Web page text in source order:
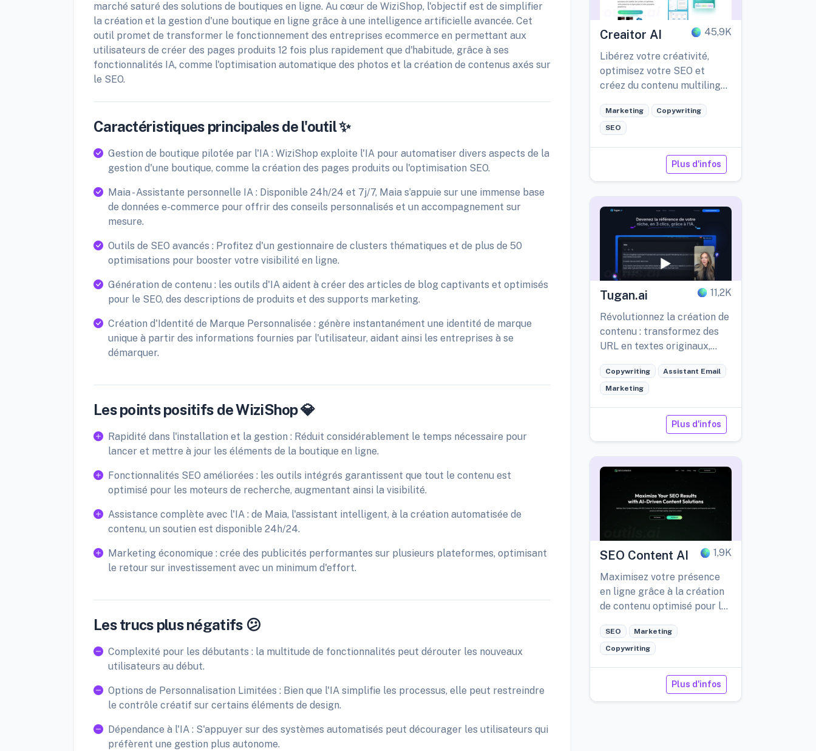
marché saturé des solutions de boutiques en ligne. Au cœur de WiziShop, l'objectif est de simplifier
la création et la gestion d'une boutique en ligne grâce à une intelligence artificielle avancée. Cet
outil promet de transformer le fonctionnement des entreprises ecommerce en permettant aux
utilisateurs de créer des pages produits 12 fois plus rapidement que d'habitude, grâce à ses
fonctionnalités IA, comme l'optimisation automatique des photos et la création de contenus axés sur
le SEO.
Caractéristiques principales de l'outil ✨
Gestion de boutique pilotée par l'IA : WiziShop exploite l'IA pour automatiser divers aspects de la
gestion d'une boutique, comme la création des pages produits ou l'optimisation SEO.
Maia - Assistante personnelle IA : Disponible 24h/24 et 7j/7, Maia s’appuie sur une immense base
de données e-commerce pour offrir des conseils personnalisés et un accompagnement sur
mesure.
Outils de SEO avancés : Profitez d'un gestionnaire de clusters thématiques et de plus de 50
optimisations pour booster votre visibilité en ligne.
Génération de contenu : les outils d'IA aident à créer des articles de blog captivants et optimisés
pour le SEO, des descriptions de produits et des supports marketing.
Création d'Identité de Marque Personnalisée : génère instantanément une identité de marque
unique à partir des informations fournies par l'utilisateur, aidant ainsi les entreprises à se
démarquer.
Les points positifs de WiziShop 💎
Rapidité dans l'installation et la gestion : Réduit considérablement le temps nécessaire pour
lancer et mettre à jour les éléments de la boutique en ligne.
Fonctionnalités SEO améliorées : les outils intégrés garantissent que tout le contenu est
optimisé pour les moteurs de recherche, augmentant ainsi la visibilité.
Assistance complète avec l'IA : de Maia, l'assistant intelligent, à la création automatisée de
contenu, un soutien est disponible 24h/24.
Marketing économique : crée des publicités performantes sur plusieurs plateformes, optimisant
le retour sur investissement avec un minimum d'effort.
Les trucs plus négatifs 😕
Complexité pour les débutants : la multitude de fonctionnalités peut dérouter les nouveaux
utilisateurs au début.
Options de Personnalisation Limitées : Bien que l'IA simplifie les processus, elle peut restreindre
le contrôle créatif sur certains éléments de design.
Dépendance à l'IA : S'appuyer sur des systèmes automatisés peut décourager les utilisateurs qui
préfèrent une gestion plus autonome.
Creaitor AI 45,9K
Libérez votre créativité,
optimisez votre SEO et
créez du contenu multilingue
l'assistance à l'écriture
alimentée par l'IA.
Marketing Copywriting
SEO
Plus d'infos
Tugan.ai 11,2K
Révolutionnez la création de
contenu : transformez des
URL en textes originaux,
proche de celui d'un humain
grâce à une IA avancée.
Copywriting Assistant Email
Marketing
Plus d'infos
SEO Content AI 1,9K
Maximisez votre présence
en ligne grâce à la création
de contenu optimisé pour le
un support multilingue.
SEO Marketing
Copywriting
Plus d'infos